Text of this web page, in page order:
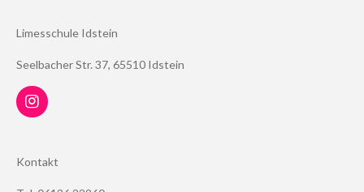
Limesschule Idstein
Seelbacher Str. 37, 65510 Idstein
I
n
a
Kontakt